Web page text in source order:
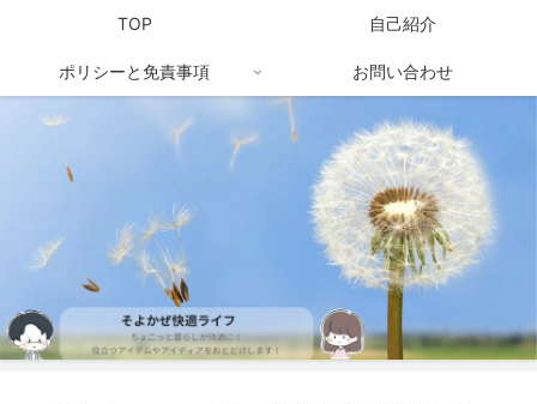
TOP 自己紹介
ポリシーと免責事項 お問い合わせ